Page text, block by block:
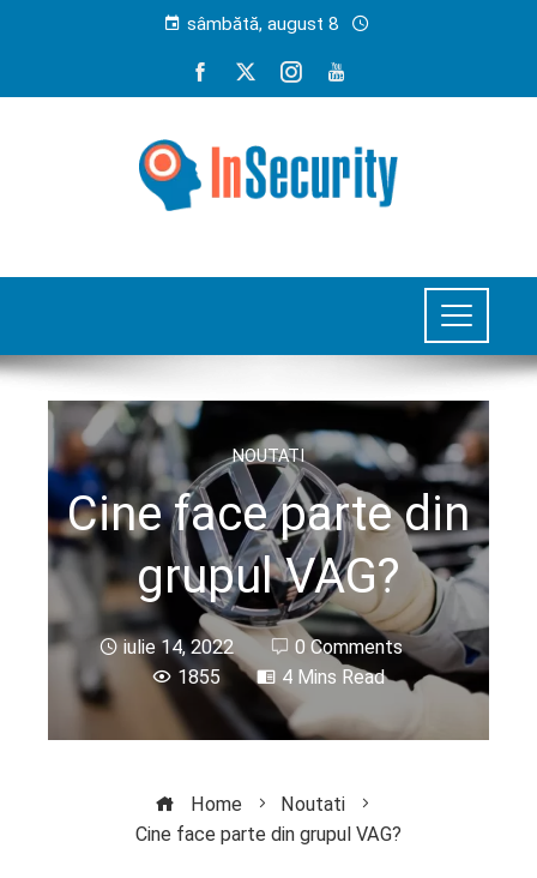
sâmbătă, august 8
NOUTATI
Cine face parte din
grupul VAG?
iulie 14, 2022
0 Comments
1855
4 Mins Read
Home
Noutati
Cine face parte din grupul VAG?